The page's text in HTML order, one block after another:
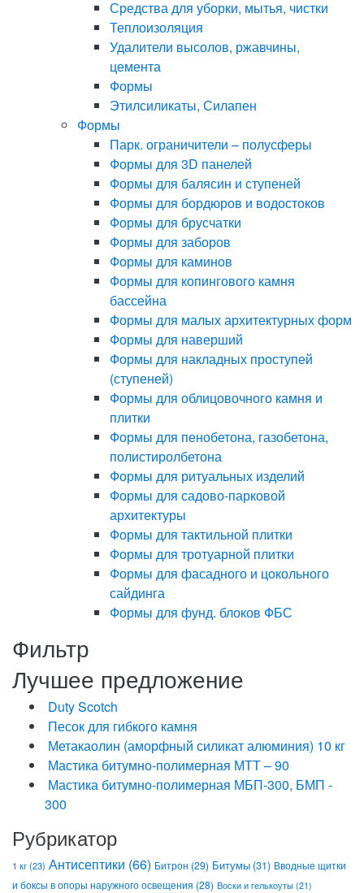
Средства для уборки, мытья, чистки
Теплоизоляция
Удалители высолов, ржавчины,
цемента
Формы
Этилсиликаты, Силапен
Формы
Парк. ограничители – полусферы
Формы для 3D панелей
Формы для балясин и ступеней
Формы для бордюров и водостоков
Формы для брусчатки
Формы для заборов
Формы для каминов
Формы для копингового камня
бассейна
Формы для малых архитектурных форм
Формы для наверший
Формы для накладных проступей
(ступеней)
Формы для облицовочного камня и
плитки
Формы для пенобетона, газобетона,
полистиролбетона
Формы для ритуальных изделий
Формы для садово-парковой
архитектуры
Формы для тактильной плитки
Формы для тротуарной плитки
Формы для фасадного и цокольного
сайдинга
Формы для фунд. блоков ФБС
Фильтр
Лучшее предложение
Duty Scotch
Песок для гибкого камня
Метакаолин (аморфный силикат алюминия) 10 кг
Мастика битумно-полимерная МТТ – 90
Мастика битумно-полимерная МБП-300, БМП -
300
Рубрикатор
1 кг(23) Антисептики (66) Битрон (29) Битумы (31) Вводные щитки
и боксы в опоры наружного освещения (28) Воски и гелькоуты (21)